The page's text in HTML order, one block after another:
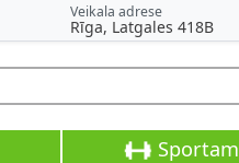
Veikala adrese
Rīga, Latgales 418B
Sportam